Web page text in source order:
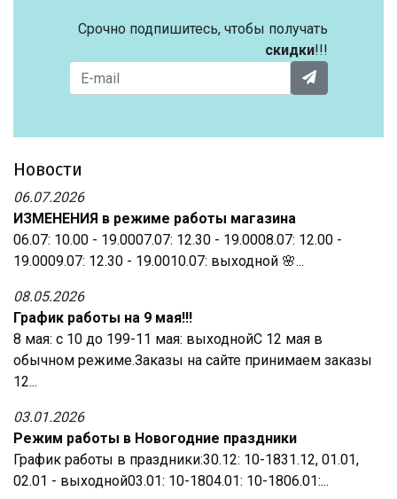
Срочно подпишитесь, чтобы получать
скидки!!!
Новости
06.07.2026
ИЗМЕНЕНИЯ в режиме работы магазина
06.07: 10.00 - 19.0007.07: 12.30 - 19.0008.07: 12.00 -
19.0009.07: 12.30 - 19.0010.07: выходной 🌸...
08.05.2026
График работы на 9 мая!!!
8 мая: с 10 до 199-11 мая: выходнойС 12 мая в
обычном режиме.Заказы на сайте принимаем заказы
12...
03.01.2026
Режим работы в Новогодние праздники
График работы в праздники:30.12: 10-1831.12, 01.01,
02.01 - выходной03.01: 10-1804.01: 10-1806.01:...